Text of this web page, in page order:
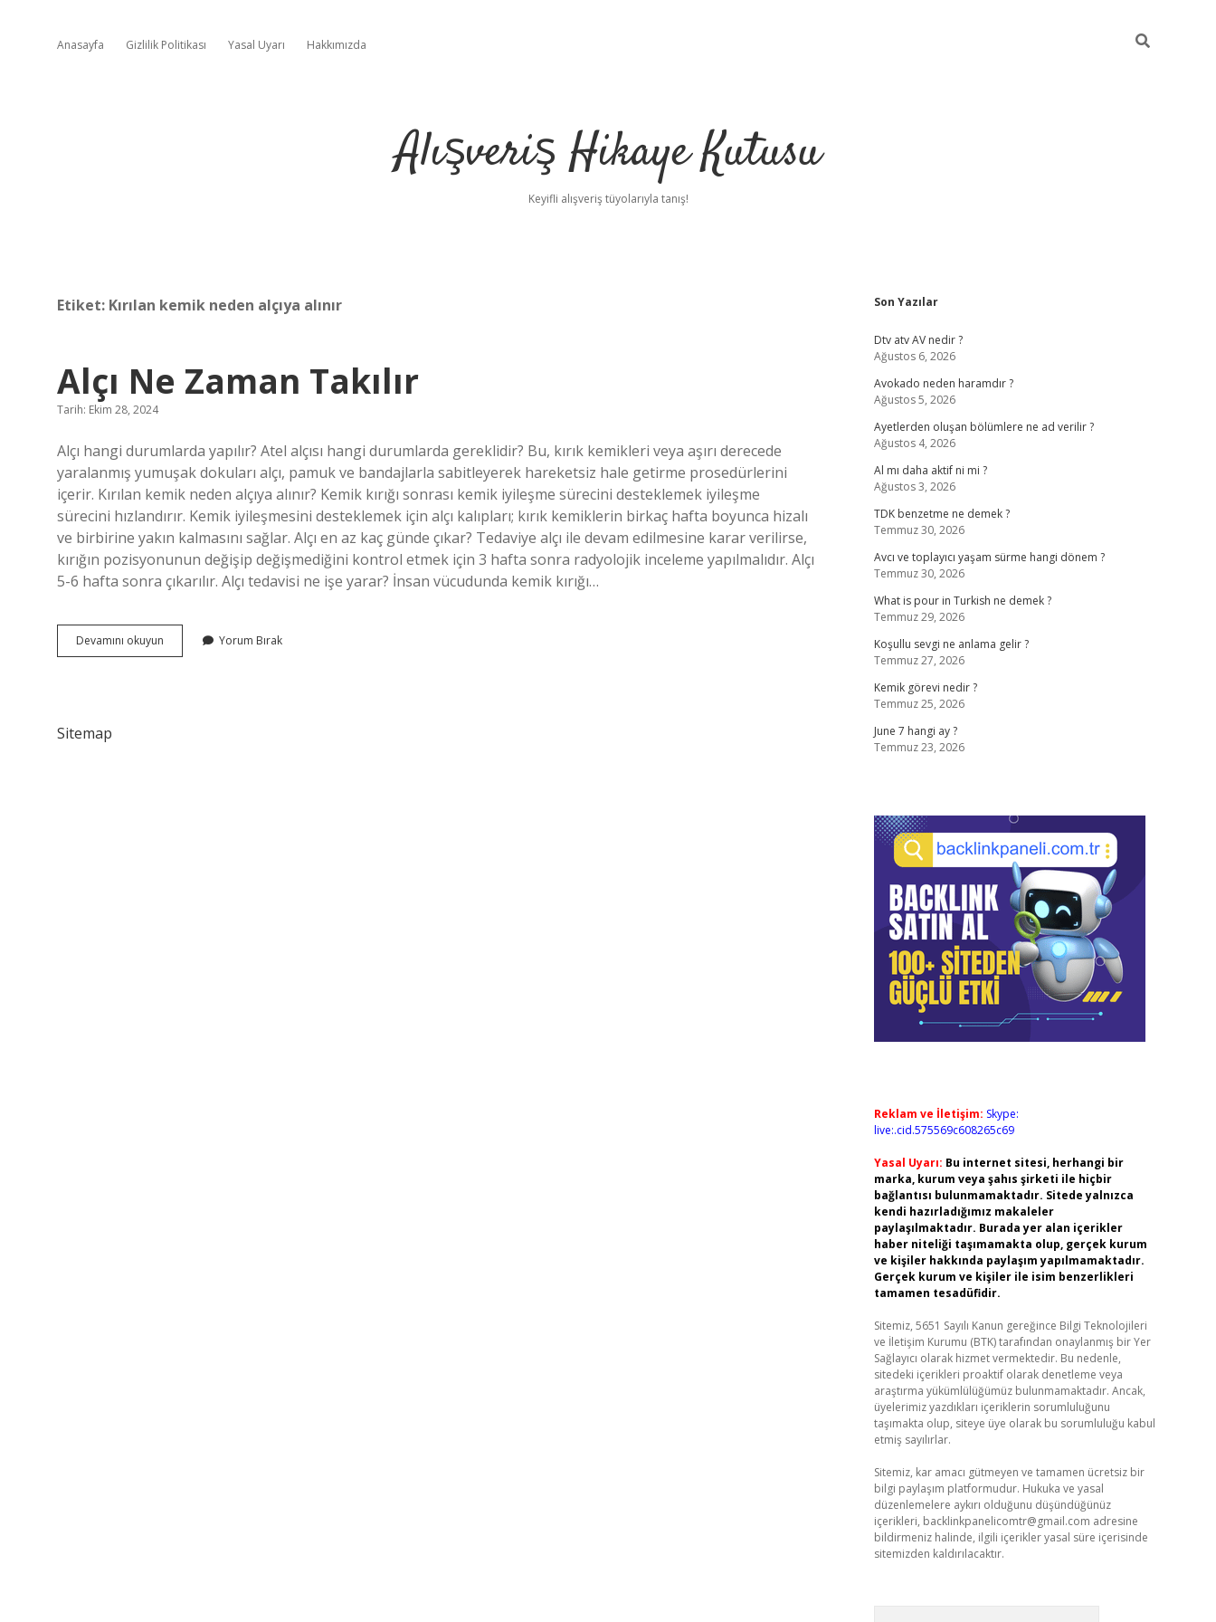
Anasayfa Gizlilik Politikası Yasal Uyarı Hakkımızda
Alışveriş Hikaye Kutusu
Keyifli alışveriş tüyolarıyla tanış!
Etiket: Kırılan kemik neden alçıya alınır
Alçı Ne Zaman Takılır
Tarih: Ekim 28, 2024
Alçı hangi durumlarda yapılır? Atel alçısı hangi durumlarda gereklidir? Bu, kırık kemikleri veya aşırı derecede
yaralanmış yumuşak dokuları alçı, pamuk ve bandajlarla sabitleyerek hareketsiz hale getirme prosedürlerini
içerir. Kırılan kemik neden alçıya alınır? Kemik kırığı sonrası kemik iyileşme sürecini desteklemek iyileşme
sürecini hızlandırır. Kemik iyileşmesini desteklemek için alçı kalıpları; kırık kemiklerin birkaç hafta boyunca hizalı
ve birbirine yakın kalmasını sağlar. Alçı en az kaç günde çıkar? Tedaviye alçı ile devam edilmesine karar verilirse,
kırığın pozisyonunun değişip değişmediğini kontrol etmek için 3 hafta sonra radyolojik inceleme yapılmalıdır. Alçı
5-6 hafta sonra çıkarılır. Alçı tedavisi ne işe yarar? İnsan vücudunda kemik kırığı…
Devamını okuyun
Ne
Yorum Bırak
Sitemap
Sidebar
Son Yazılar
Dtv atv AV nedir ?
Ağustos 6, 2026
Avokado neden haramdır ?
Ağustos 5, 2026
Ayetlerden oluşan bölümlere ne ad verilir ?
Ağustos 4, 2026
Al mı daha aktif ni mi ?
Ağustos 3, 2026
TDK benzetme ne demek ?
Temmuz 30, 2026
Avcı ve toplayıcı yaşam sürme hangi dönem ?
Temmuz 30, 2026
What is pour in Turkish ne demek ?
Temmuz 29, 2026
Koşullu sevgi ne anlama gelir ?
Temmuz 27, 2026
Kemik görevi nedir ?
Temmuz 25, 2026
June 7 hangi ay ?
Temmuz 23, 2026
Reklam ve İletişim: Skype:
live:.cid.575569c608265c69
Yasal Uyarı: Bu internet sitesi, herhangi bir
marka, kurum veya şahıs şirketi ile hiçbir
bağlantısı bulunmamaktadır. Sitede yalnızca
kendi hazırladığımız makaleler
paylaşılmaktadır. Burada yer alan içerikler
haber niteliği taşımamakta olup, gerçek kurum
ve kişiler hakkında paylaşım yapılmamaktadır.
Gerçek kurum ve kişiler ile isim benzerlikleri
tamamen tesadüfidir.
Sitemiz, 5651 Sayılı Kanun gereğince Bilgi Teknolojileri
ve İletişim Kurumu (BTK) tarafından onaylanmış bir Yer
Sağlayıcı olarak hizmet vermektedir. Bu nedenle,
sitedeki içerikleri proaktif olarak denetleme veya
araştırma yükümlülüğümüz bulunmamaktadır. Ancak,
üyelerimiz yazdıkları içeriklerin sorumluluğunu
taşımakta olup, siteye üye olarak bu sorumluluğu kabul
etmiş sayılırlar.
Sitemiz, kar amacı gütmeyen ve tamamen ücretsiz bir
bilgi paylaşım platformudur. Hukuka ve yasal
düzenlemelere aykırı olduğunu düşündüğünüz
içerikleri, backlinkpanelicomtr@gmail.com adresine
bildirmeniz halinde, ilgili içerikler yasal süre içerisinde
sitemizden kaldırılacaktır.